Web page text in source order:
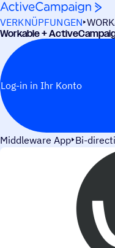
Weiter zum Inhalt
VERKNÜPFUNGEN
Workable +
Log-in in Ihr Konto
Middleware App Bi-